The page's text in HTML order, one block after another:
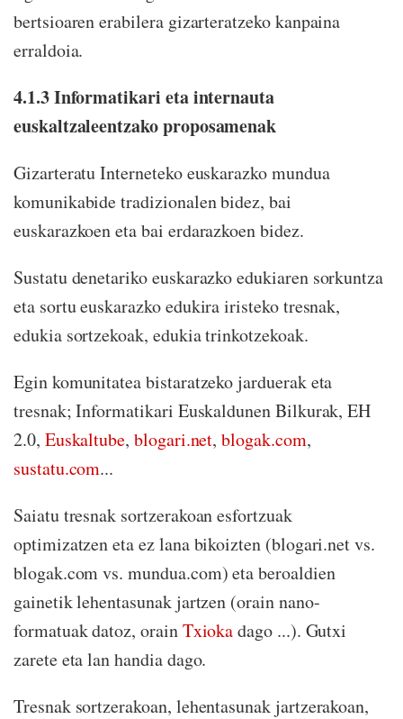
bertsioaren erabilera gizarteratzeko kanpaina
erraldoia.
4.1.3 Informatikari eta internauta
euskaltzaleentzako proposamenak
Gizarteratu Interneteko euskarazko mundua
komunikabide tradizionalen bidez, bai
euskarazkoen eta bai erdarazkoen bidez.
Sustatu denetariko euskarazko edukiaren sorkuntza
eta sortu euskarazko edukira iristeko tresnak,
edukia sortzekoak, edukia trinkotzekoak.
Egin komunitatea bistaratzeko jarduerak eta
tresnak; Informatikari Euskaldunen Bilkurak, EH
2.0, Euskaltube, blogari.net,blogak.com,
sustatu.com...
Saiatu tresnak sortzerakoan esfortzuak
optimizatzen eta ez lana bikoizten (blogari.net vs.
blogak.com vs. mundua.com) eta beroaldien
gainetik lehentasunak jartzen (orain nano-
formatuak datoz, orainTxiokadago ...). Gutxi
zarete eta lan handia dago.
Tresnak sortzerakoan, lehentasunak jartzerakoan,